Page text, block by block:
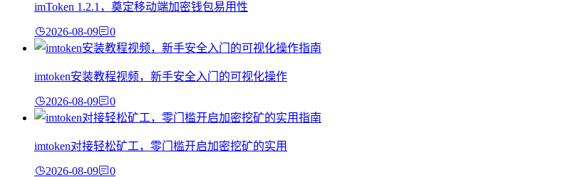
imToken 1.2.1，奠定移动端加密钱包易用性
2026-08-09 0
imtoken安装教程视频，新手安全入门的可视化操作
2026-08-09 0
imtoken对接轻松矿工，零门槛开启加密挖矿的实用
2026-08-09 0